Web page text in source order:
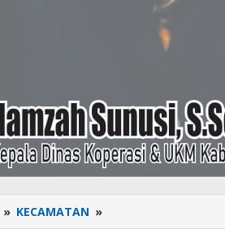
» KECAMATAN »
Perayaan